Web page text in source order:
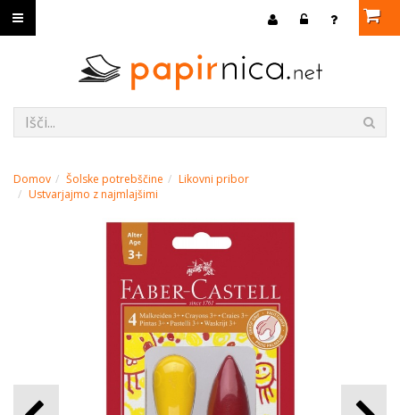
Domov Šolske potrebščine
Likovni pribor
Ustvarjajmo z najmlajšimi